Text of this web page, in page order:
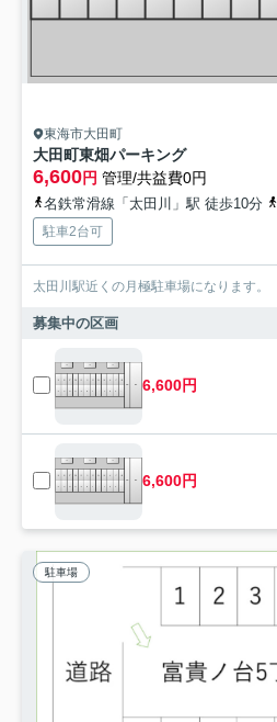
東海市大田町
大田町東畑パーキング
6,600円 管理/共益費0円
名鉄常滑線「太田川」駅 徒歩10分
駐車2台可
太田川駅近くの月極駐車場になります。
募集中の区画
6,600円
6,600円
駐車場